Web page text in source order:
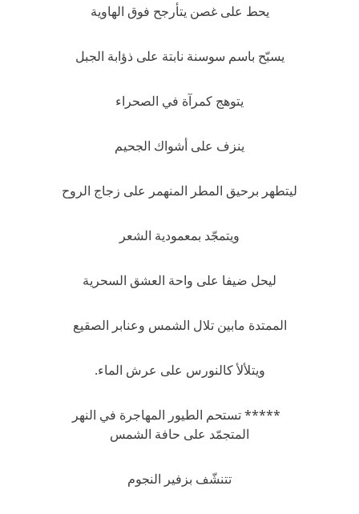
يحط على غصن يتأرجح فوق الهاوية
يسبّح باسم سوسنة نابتة على ذؤابة الجبل
يتوهج كمرآة في الصحراء
ينزف على أشواك الجحيم
ليتطهر برحيق المطر المنهمر على زجاج الروح
ويتمجّد بمعمودية الشعر
ليحل ضيفا على واحة العشق السحرية
الممتدة مابين تلال الشمس وعنابر الصقيع
ويتلألأ كالنورس على عرش الماء.
***** تستحم الطيور المهاجرة في النهر
المتجمّد على حافة الشمس
تتنشّف بزفير النجوم